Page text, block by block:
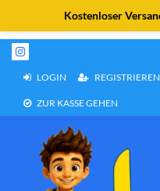
Weiter
zum
Inhalt
LOGIN REGISTRIEREN
ZUR KASSE GEHEN